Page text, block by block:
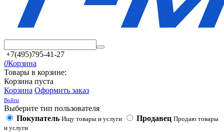
+7(495)795-41-27
0Корзина
Товары в корзине:
Корзина пуста
Корзина Оформить заказ
Войти
Выберите тип пользователя
Покупатель Ищу товары и услуги Продавец Продаю товары
и услуги